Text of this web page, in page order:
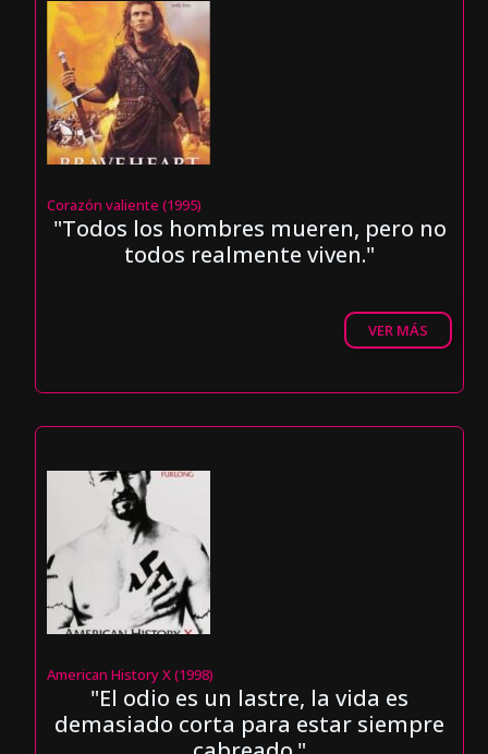
Corazón valiente (1995)
"Todos los hombres mueren, pero no
todos realmente viven."
VER MÁS
American History X (1998)
"El odio es un lastre, la vida es
demasiado corta para estar siempre